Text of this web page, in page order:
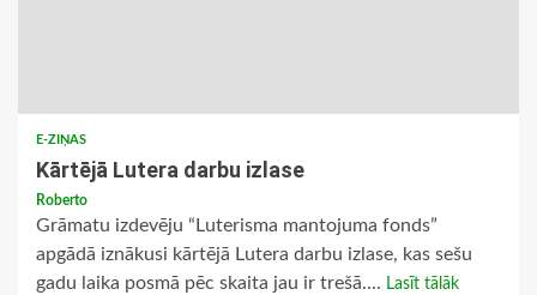
E-ZIŅAS
Kārtējā Lutera darbu izlase
Roberto
Grāmatu izdevēju “Luterisma mantojuma fonds”
apgādā iznākusi kārtējā Lutera darbu izlase, kas sešu
gadu laika posmā pēc skaita jau ir trešā.... Lasīt tālāk